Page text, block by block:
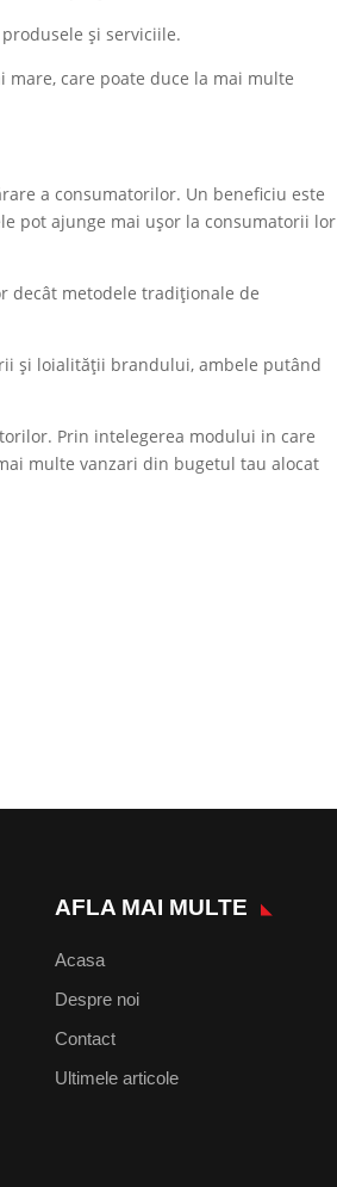
și serviciile.
care poate duce la mai multe
a consumatorilor. Un beneficiu este
pot ajunge mai ușor la consumatorii lor
decât metodele tradiționale de
și loialității brandului, ambele putând
Prin intelegerea modului in care
multe vanzari din bugetul tau alocat
AFLA MAI MULTE
Acasa
Despre noi
Contact
Ultimele articole